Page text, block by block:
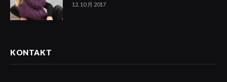
12. 10 月 2017
KONTAKT